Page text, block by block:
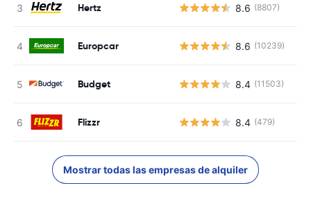
Hertz 8.6 (8807)
Europcar 8.6 (10239)
Budget 8.4 (11503)
Flizzr 8.4 (479)
Mostrar todas las empresas de alquiler